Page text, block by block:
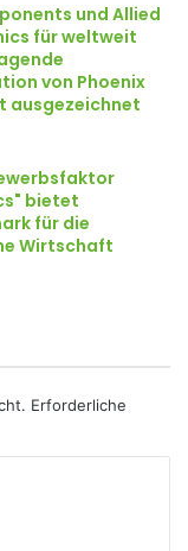
und Allied
für weltweit
von Phoenix
ausgezeichnet
bietet
für die
Wirtschaft
Erforderliche